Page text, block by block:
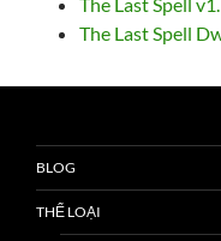
The Last Spell
BLOG
THỂ LOẠI